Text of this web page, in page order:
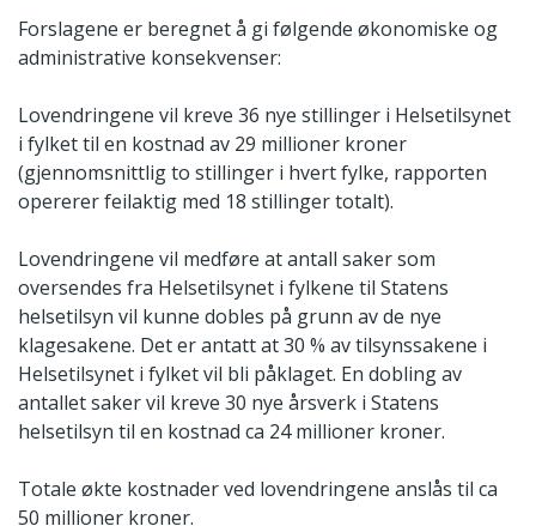
Forslagene er beregnet å gi følgende økonomiske og
administrative konsekvenser:
Lovendringene vil kreve 36 nye stillinger i Helsetilsynet
i fylket til en kostnad av 29 millioner kroner
(gjennomsnittlig to stillinger i hvert fylke, rapporten
opererer feilaktig med 18 stillinger totalt).
Lovendringene vil medføre at antall saker som
oversendes fra Helsetilsynet i fylkene til Statens
helsetilsyn vil kunne dobles på grunn av de nye
klagesakene. Det er antatt at 30 % av tilsynssakene i
Helsetilsynet i fylket vil bli påklaget. En dobling av
antallet saker vil kreve 30 nye årsverk i Statens
helsetilsyn til en kostnad ca 24 millioner kroner.
Totale økte kostnader ved lovendringene anslås til ca
50 millioner kroner.